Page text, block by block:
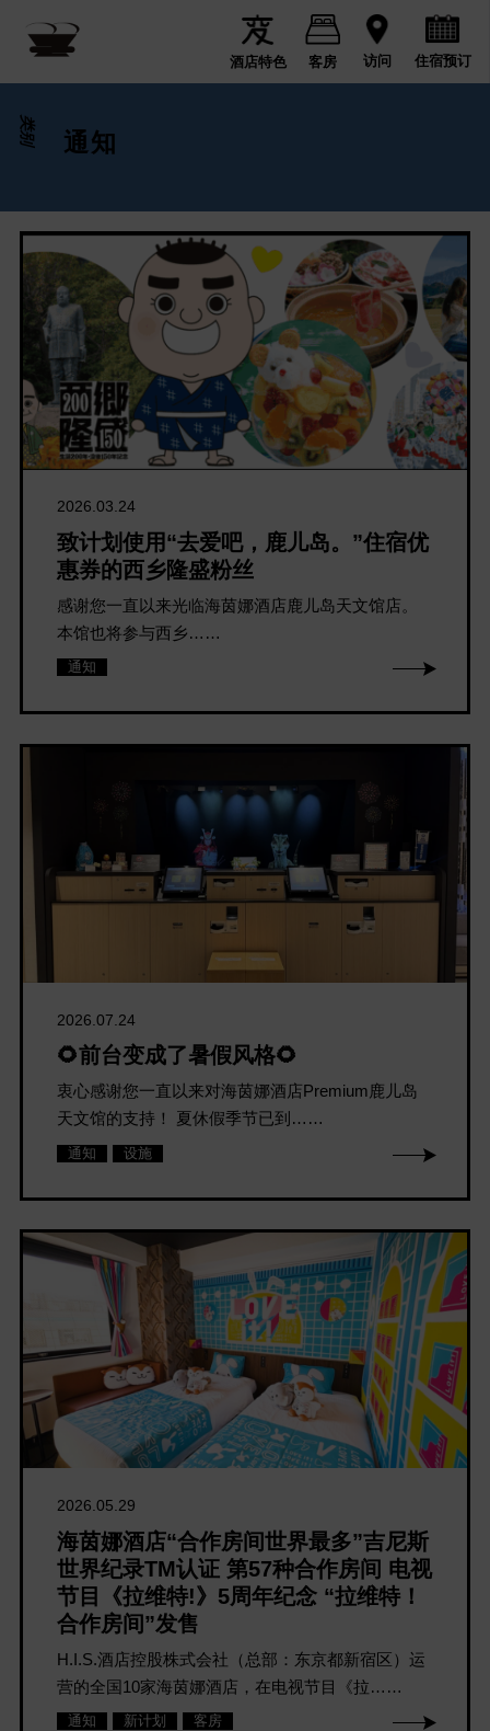
酒店特色 客房 访问 住宿预订
类别 通知
2026.03.24
致计划使用“去爱吧，鹿儿岛。”住宿优
惠券的西乡隆盛粉丝
感谢您一直以来光临海茵娜酒店鹿儿岛天文馆店。
本馆也将参与西乡……
通知
2026.07.24
🌻前台变成了暑假风格🌻
衷心感谢您一直以来对海茵娜酒店Premium鹿儿岛
天文馆的支持！ 夏休假季节已到……
通知 设施
2026.05.29
海茵娜酒店“合作房间世界最多”吉尼斯
世界纪录TM认证 第57种合作房间 电视
节目《拉维特!》5周年纪念 “拉维特！
合作房间”发售
H.I.S.酒店控股株式会社（总部：东京都新宿区）运
营的全国10家海茵娜酒店，在电视节目《拉……
通知 新计划 客房